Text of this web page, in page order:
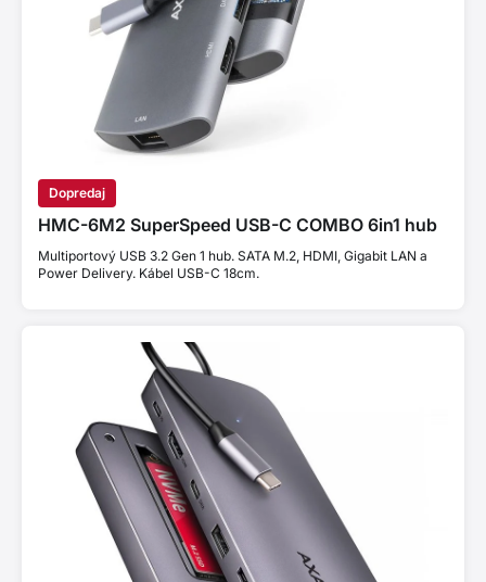
Dopredaj
HMC-6M2 SuperSpeed USB-C COMBO 6in1 hub
Multiportový USB 3.2 Gen 1 hub. SATA M.2, HDMI, Gigabit LAN a
Power Delivery. Kábel USB-C 18cm.